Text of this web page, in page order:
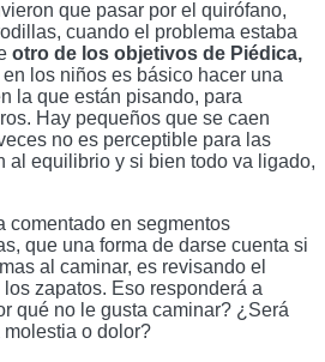
que pasar por el quirófano,
cuando el problema estaba
otro de los objetivos de Piédica,
los niños es básico hacer una
la que están pisando, para
Hay pequeños que se caen
no es perceptible para las
al equilibrio y si bien todo va ligado,
comentado en segmentos
que una forma de darse cuenta si
al caminar, es revisando el
zapatos. Eso responderá a
qué no le gusta caminar? ¿Será
o dolor?